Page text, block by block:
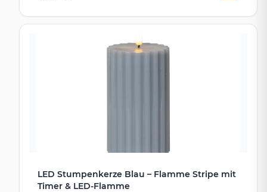
LED Stumpenkerze Blau – Flamme Stripe mit
Timer & LED-Flamme